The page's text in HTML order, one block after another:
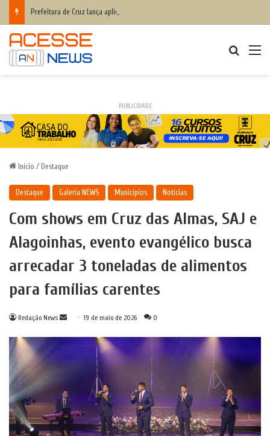
PUBLICIDADE
Início / Destaque
Destaque Galeria NEWS Municípios Notícias
Com shows em Cruz das Almas, SAJ e
Alagoinhas, evento evangélico busca
arrecadar 3 toneladas de alimentos
para famílias carentes
Redação News
Mande19 de maio de 2026 0